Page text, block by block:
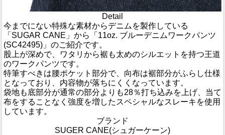
Detail
今までにない特殊な素材からデニムを製作している
「SUGAR CANE」から「11oz. ブルーデニムワークパンツ
(SC42495)」のご紹介です。
股上が深めで、ワタリから裾も太めのシルエットを持つ王道
のワークパンツです。
特筆すべきは腰ポケット部分で、向布は裾部分がふらし仕様
となっており、内容物が落ちにくくなっています。
袋地も底部分が通常の部分よりも28％打ち込みを上げ、当て
布をすることなく強度を増したスペシャルなスレーキを使用
しています。
ブランド
SUGER CANE(シュガーケーン)